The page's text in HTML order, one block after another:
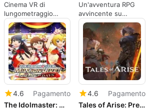
Cinema VR di
lungometraggio
Gundam che ti mette
nel cockpit
Un'avventura RPG
avvincente su
iPhone
4.6
Pagamento
The Idolmaster: Million Live Theater Days
4.6
Pagamento
Tales of Arise: Premium Edition